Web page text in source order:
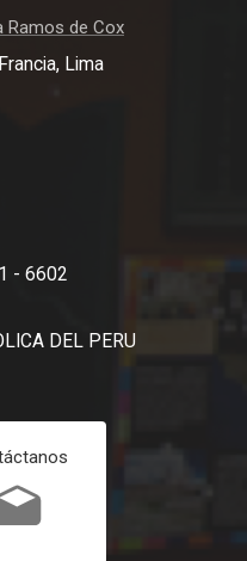
Ramos de Cox
Lima
- 6602
DEL PERU